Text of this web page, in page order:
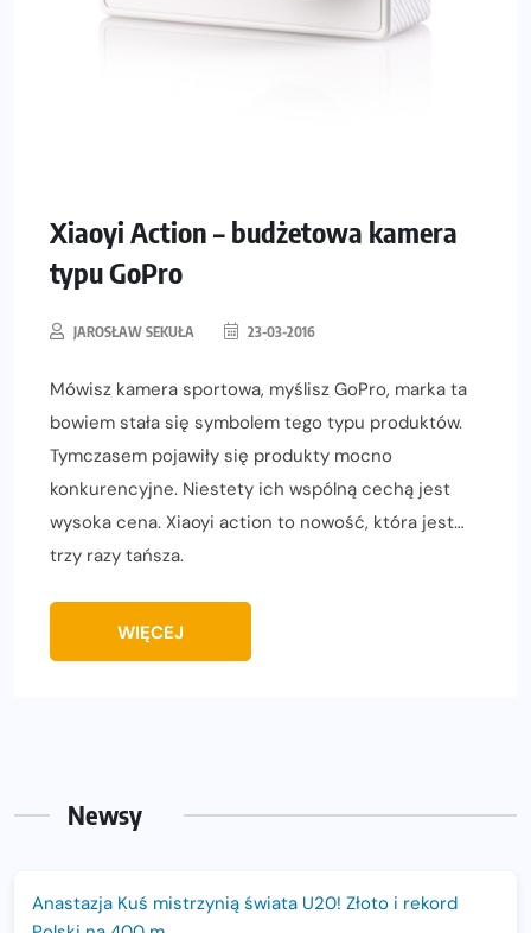
Xiaoyi Action – budżetowa kamera
typu GoPro
JAROSŁAW SEKUŁA 23-03-2016
Mówisz kamera sportowa, myślisz GoPro, marka ta
bowiem stała się symbolem tego typu produktów.
Tymczasem pojawiły się produkty mocno
konkurencyjne. Niestety ich wspólną cechą jest
wysoka cena. Xiaoyi action to nowość, która jest…
trzy razy tańsza.
WIĘCEJ
Newsy
Anastazja Kuś mistrzynią świata U20! Złoto i rekord